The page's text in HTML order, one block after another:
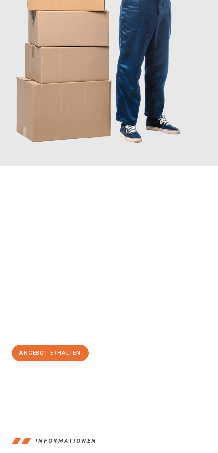
ANGEBOT ERHALTEN
INFORMATIONEN